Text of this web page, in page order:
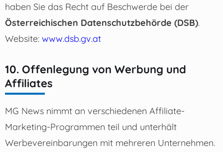
haben Sie das Recht auf Beschwerde bei der
Österreichischen Datenschutzbehörde (DSB).
Website: www.dsb.gv.at
10. Offenlegung von Werbung und
Affiliates
MG News nimmt an verschiedenen Affiliate-
Marketing-Programmen teil und unterhält
Werbevereinbarungen mit mehreren Unternehmen.